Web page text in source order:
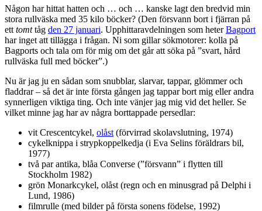
Någon har hittat hatten och … och … kanske lagt den bredvid min
stora rullväska med 35 kilo böcker? (Den försvann bort i fjärran på
ett tomttåg den 27 januari. Upphittaravdelningen som heterBagport
har inget att tillägga i frågan. Ni som gillar sökmotorer: kolla på
Bagports och tala om för mig om det går att söka på ”svart, hård
rullväska full med böcker”.)
Nu är jag ju en sådan som snubblar, slarvar, tappar, glömmer och
fladdrar – så det är inte första gången jag tappar bort mig eller andra
synnerligen viktiga ting. Och inte vänjer jag mig vid det heller. Se
vilket minne jag har av några borttappade persedlar:
vit Crescentcykel, olåst (förvirrad skolavslutning, 1974)
cykelknippa i strypkoppelkedja (i Eva Selins föräldrars bil,
1977)
två par antika, blåa Converse (”försvann” i flytten till
Stockholm 1982)
grön Monarkcykel, olåst (regn och en minusgrad på Delphi i
Lund, 1986)
filmrulle (med bilder på första sonens födelse, 1992)